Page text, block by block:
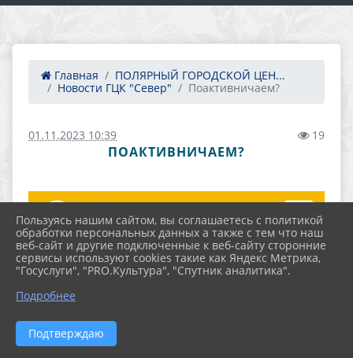
Главная
ПОЛЯРНЫЙ ГОРОДСКОЙ ЦЕН...
Новости ГЦК "Север"
Поактивничаем?
01.11.2023 10:39 19
ПОАКТИВНИЧАЕМ?
Пользуясь нашим сайтом, вы соглашаетесь с политикой
обработки персональных данных а также с тем что наш
веб-сайт и другие подключенные к веб-сайту сторонние
сервисы используют cookies такие как Яндекс Метрика,
"Госуслуги", "PRO.Культура", "Спутник аналитика".
Подробнее
Подтверждаю